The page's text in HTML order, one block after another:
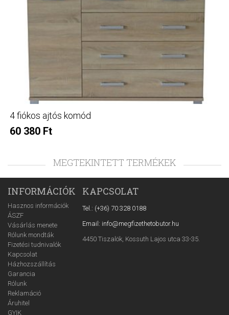
4 fiókos ajtós komód
60 380 Ft
MEGTEKINTETT TERMÉKEK
INFORMÁCIÓK
Hasznos információk
ÁSZF
Vásárlás menete
Rólunk mondták
Fizetési tudnivalók
Kapcsolat
Házhozszállítás
Garancia
Rólunk
Reklamáció
Áruhitel
GYIK
KAPCSOLAT
Tel.: (+36) 70 328 0188
Email: info@megfizethetobutor.hu
4450 Tiszalök, Kossuth Lajos utca 33-35.